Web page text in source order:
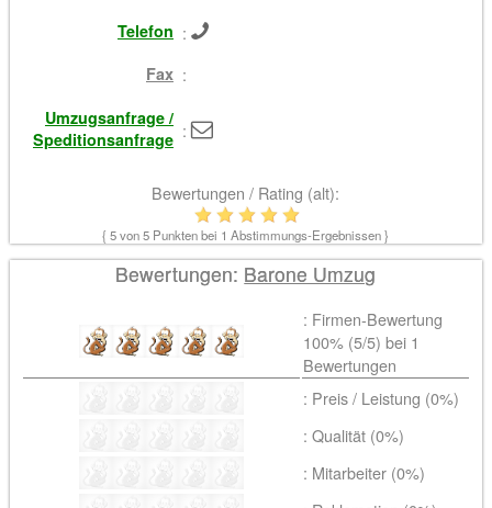
Telefon :
Fax :
Umzugsanfrage /
Speditionsanfrage :
Bewertungen / Rating (alt):
{5von 5 Punkten bei 1 Abstimmungs-Ergebnissen }
Bewertungen: Barone Umzug
: Firmen-Bewertung
100% (5/5) bei 1
Bewertungen
: Preis / Leistung (0%)
: Qualität (0%)
: Mitarbeiter (0%)